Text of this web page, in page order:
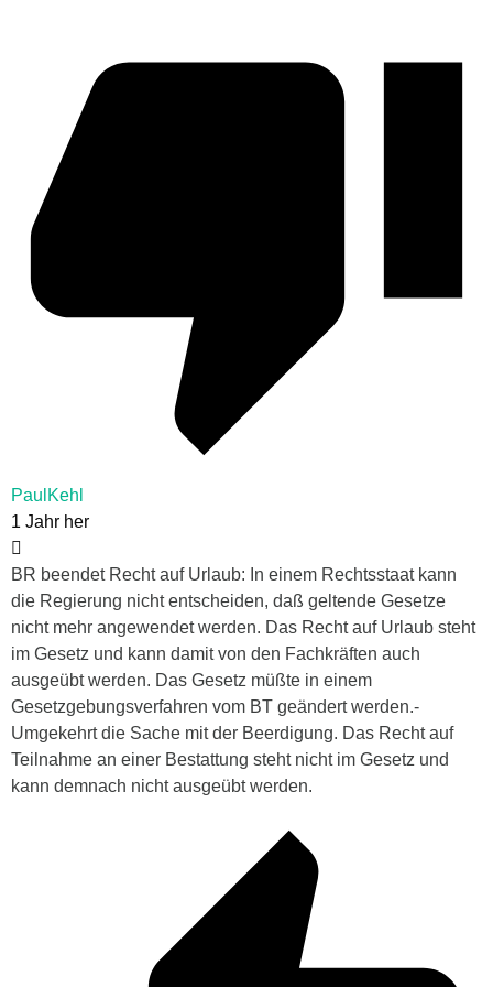
PaulKehl
1 Jahr her
BR beendet Recht auf Urlaub: In einem Rechtsstaat kann
die Regierung nicht entscheiden, daß geltende Gesetze
nicht mehr angewendet werden. Das Recht auf Urlaub steht
im Gesetz und kann damit von den Fachkräften auch
ausgeübt werden. Das Gesetz müßte in einem
Gesetzgebungsverfahren vom BT geändert werden.-
Umgekehrt die Sache mit der Beerdigung. Das Recht auf
Teilnahme an einer Bestattung steht nicht im Gesetz und
kann demnach nicht ausgeübt werden.